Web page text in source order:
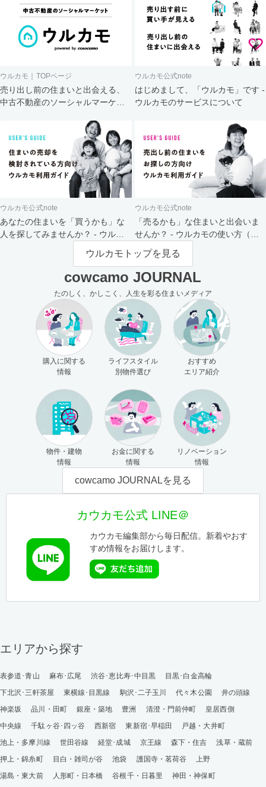
ウルカモ｜TOPページ
売り出し前の住まいと出会える、
中古不動産のソーシャルマーケッ
ウルカモ公式note
はじめまして、「ウルカモ」です -
ウルカモのサービスについて
ウルカモ公式note
あなたの住まいを「買うかも」な
人を探してみませんか？ - ウルカ
ウルカモ公式note
「売るかも」な住まいと出会いま
せんか？ - ウルカモの使い方（買
主さま向け）
ウルカモトップを見る
cowcamo JOURNAL
たのしく、かしこく、人生を彩る住まいメディア
購入に関する
情報
ライフスタイル
別物件選び
おすすめ
エリア紹介
物件・建物
情報
お金に関する
情報
リノベーション
情報
cowcamo JOURNALを見る
カウカモ公式 LINE＠
カウカモ編集部から毎日配信。新着やおす
すめ情報をお届けします。
エリアから探す
表参道･青山 麻布･広尾 渋谷･恵比寿･中目黒
目黒･白金高輪
下北沢･三軒茶屋
東横線･目黒線 駒沢･二子玉川 代々木公園
井の頭線
神楽坂
品川・田町 銀座・築地 豊洲 清澄・門前仲町
皇居西側
中央線
千駄ヶ谷･四ッ谷 西新宿 東新宿･早稲田
戸越・大井町
池上・多摩川線
世田谷線 経堂･成城 京王線 森下・住吉
浅草・蔵前
押上・錦糸町
目白・雑司が谷 池袋 護国寺・茗荷谷
上野
湯島・東大前
人形町・日本橋 谷根千・日暮里
神田・神保町